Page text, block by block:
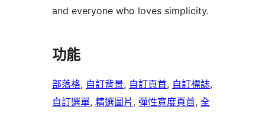
and everyone who loves simplicity.
功能
部落格, 自訂背景, 自訂頁首, 自訂標誌
自訂選單, 精選圖片 , 彈性寬度頁首, 全